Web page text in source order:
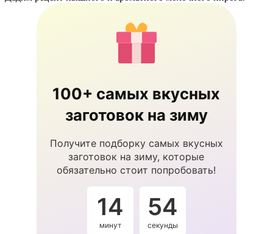
100+ самых вкусных
заготовок на зиму
Получите подборку самых вкусных
заготовок на зиму, которые
обязательно стоит попробовать!
14
минут
53
секунды